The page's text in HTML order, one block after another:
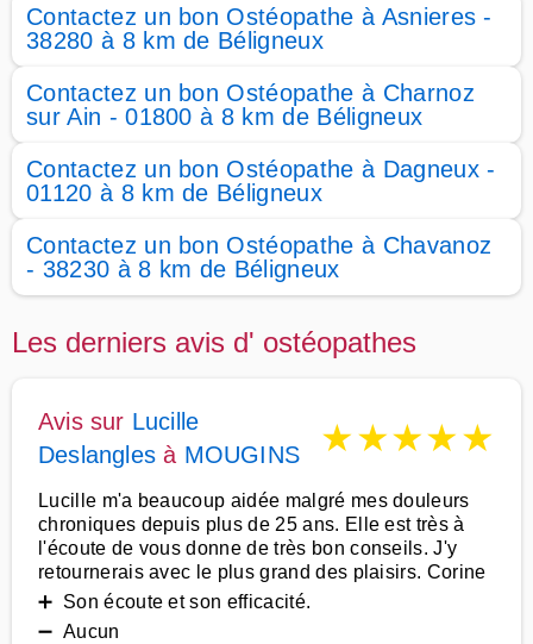
Contactez un bon Ostéopathe à Asnieres -
38280 à 8 km de Béligneux
Contactez un bon Ostéopathe à Charnoz
sur Ain - 01800 à 8 km de Béligneux
Contactez un bon Ostéopathe à Dagneux -
01120 à 8 km de Béligneux
Contactez un bon Ostéopathe à Chavanoz
- 38230 à 8 km de Béligneux
Les derniers avis d' ostéopathes
Avis sur Lucille
Deslangles à MOUGINS ★★★★★
Lucille m'a beaucoup aidée malgré mes douleurs
chroniques depuis plus de 25 ans. Elle est très à
l'écoute de vous donne de très bon conseils. J'y
retournerais avec le plus grand des plaisirs. Corine
➕ Son écoute et son efficacité.
➖ Aucun